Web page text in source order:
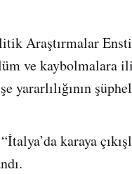
Araştırmalar
ve kaybolmalara
yararlılığının
karaya